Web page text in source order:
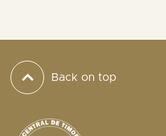
Back on top